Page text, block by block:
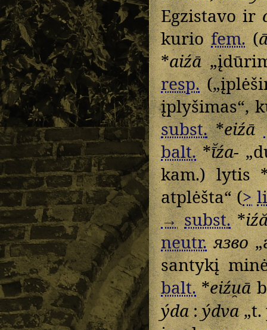
Egzistavo ir
kuriofem.(
*aiźā
resp.
įplyšimas“,
subst.*eiźā
balt.*ī̆źa-
kam.) lytis
atplėšta“ (>
→ subst.*
neutr. язво
santykį
balt.*eiźu̯ā
ýda:ýdva„t.